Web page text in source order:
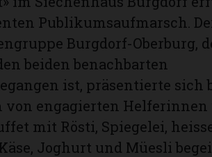
Publikumsaufmarsch.
Burgdorf-Oberburg,
beiden benachbarten
ist, präsentierte sich
von engagierten Helferinnen
mit Rösti, Spiegelei,
Joghurt und Müesli